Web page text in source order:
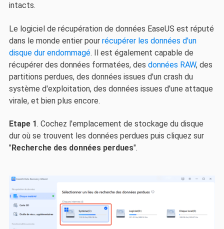
intacts.
Le logiciel de récupération de données EaseUS est réputé
dans le monde entier pour récupérer les données d'un
disque dur endommagé. Il est également capable de
récupérer des données formatées, des données RAW, des
partitions perdues, des données issues d'un crash du
système d'exploitation, des données issues d'une attaque
virale, et bien plus encore.
Etape 1. Cochez l'emplacement de stockage du disque
dur où se trouvent les données perdues puis cliquez sur
"Recherche des données perdues".